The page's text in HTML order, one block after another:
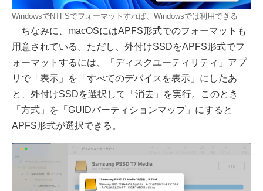
WindowsでNTFSでフォーマットすれば、Windowsでは利用できる
ちなみに、macOSにはAPFS形式でのフォーマットも
用意されている。ただし、外付けSSDをAPFS形式でフ
ォーマットするには、「ディスクユーティリティ」アプ
リで「表示」を「すべてのデバイスを表示」にしたあ
と、外付けSSDを選択して「消去」を実行。このとき
「方式」を「GUIDパーティションマップ」にすると
APFS形式が選択できる。